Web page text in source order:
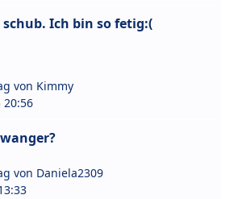
schub. Ich bin so fetig:(
von Kimmy
20:56
von Daniela2309